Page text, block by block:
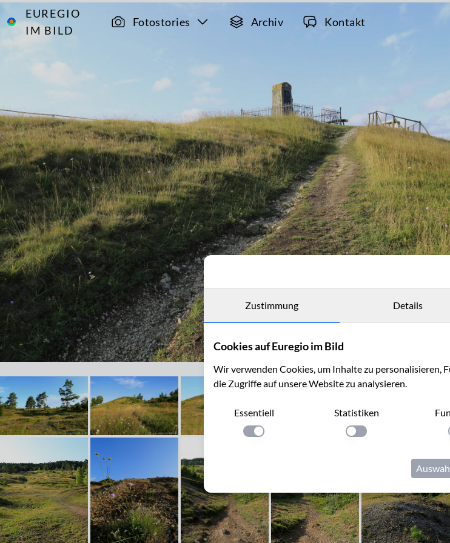
EUREGIO
IM BILD
Fotostories Archiv Kontakt
Archiv
Zustimmung Details
Cookies auf Euregio im Bild
Wir verwenden Cookies, um Inhalte zu personalisieren,
die Zugriffe auf unsere Website zu analysieren.
Essentiell
Einstellung anwenden
Statistiken
Einstellung anwenden